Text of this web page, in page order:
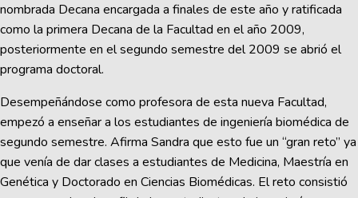
nombrada Decana encargada a finales de este año y ratificada
como la primera Decana de la Facultad en el año 2009,
posteriormente en el segundo semestre del 2009 se abrió el
programa doctoral.
Desempeñándose como profesora de esta nueva Facultad,
empezó a enseñar a los estudiantes de ingeniería biomédica de
segundo semestre. Afirma Sandra que esto fue un “gran reto” ya
que venía de dar clases a estudiantes de Medicina, Maestría en
Genética y Doctorado en Ciencias Biomédicas. El reto consistió